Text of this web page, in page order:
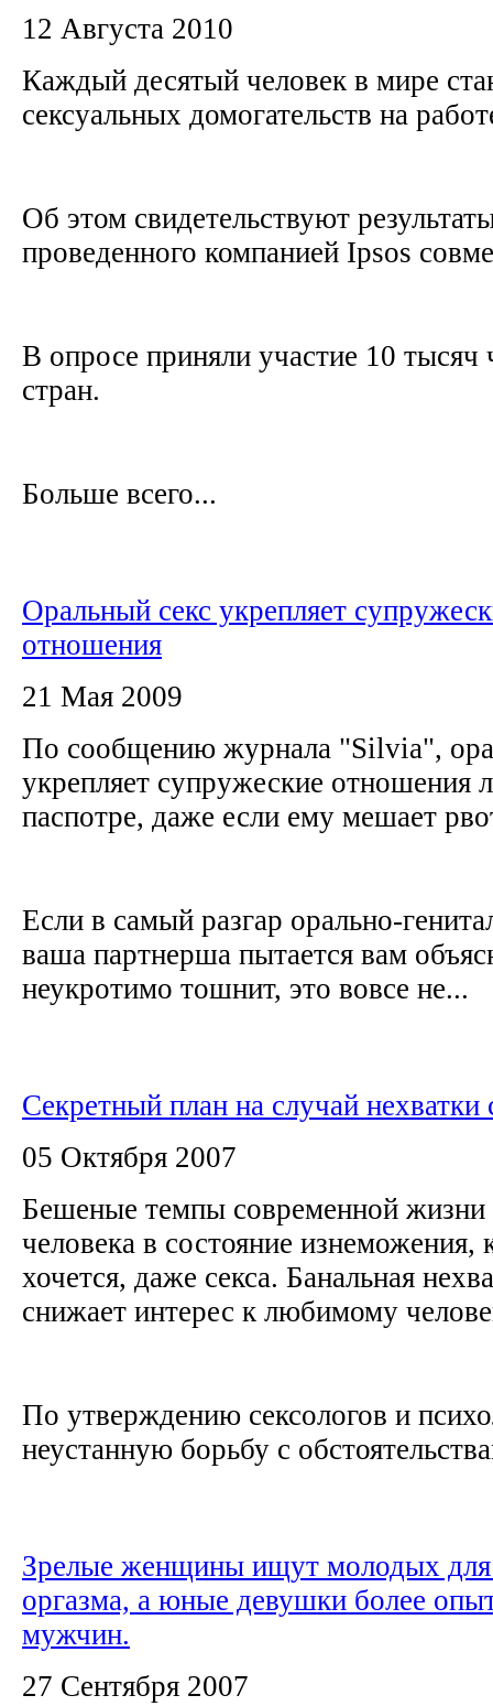
12 Августа 2010
Каждый десятый человек в мире
сексуальных домогательств на
Об этом свидетельствуют
проведенного компанией Ipsos
В опросе приняли участие 10 тысяч
стран.
Больше всего...
Оральный секс укрепляет
отношения
21 Мая 2009
По сообщению журнала "Silvia",
укрепляет супружеские отношения
паспотре, даже если ему мешает
Если в самый разгар орально-
ваша партнерша пытается вам
неукротимо тошнит, это вовсе не...
Секретный план на случай нехватки
05 Октября 2007
Бешеные темпы современной жизни
человека в состояние изнеможения,
хочется, даже секса. Банальная
снижает интерес к любимому
По утверждению сексологов и
неустанную борьбу с
Зрелые женщины ищут молодых для
оргазма, а юные девушки более
мужчин.
27 Сентября 2007